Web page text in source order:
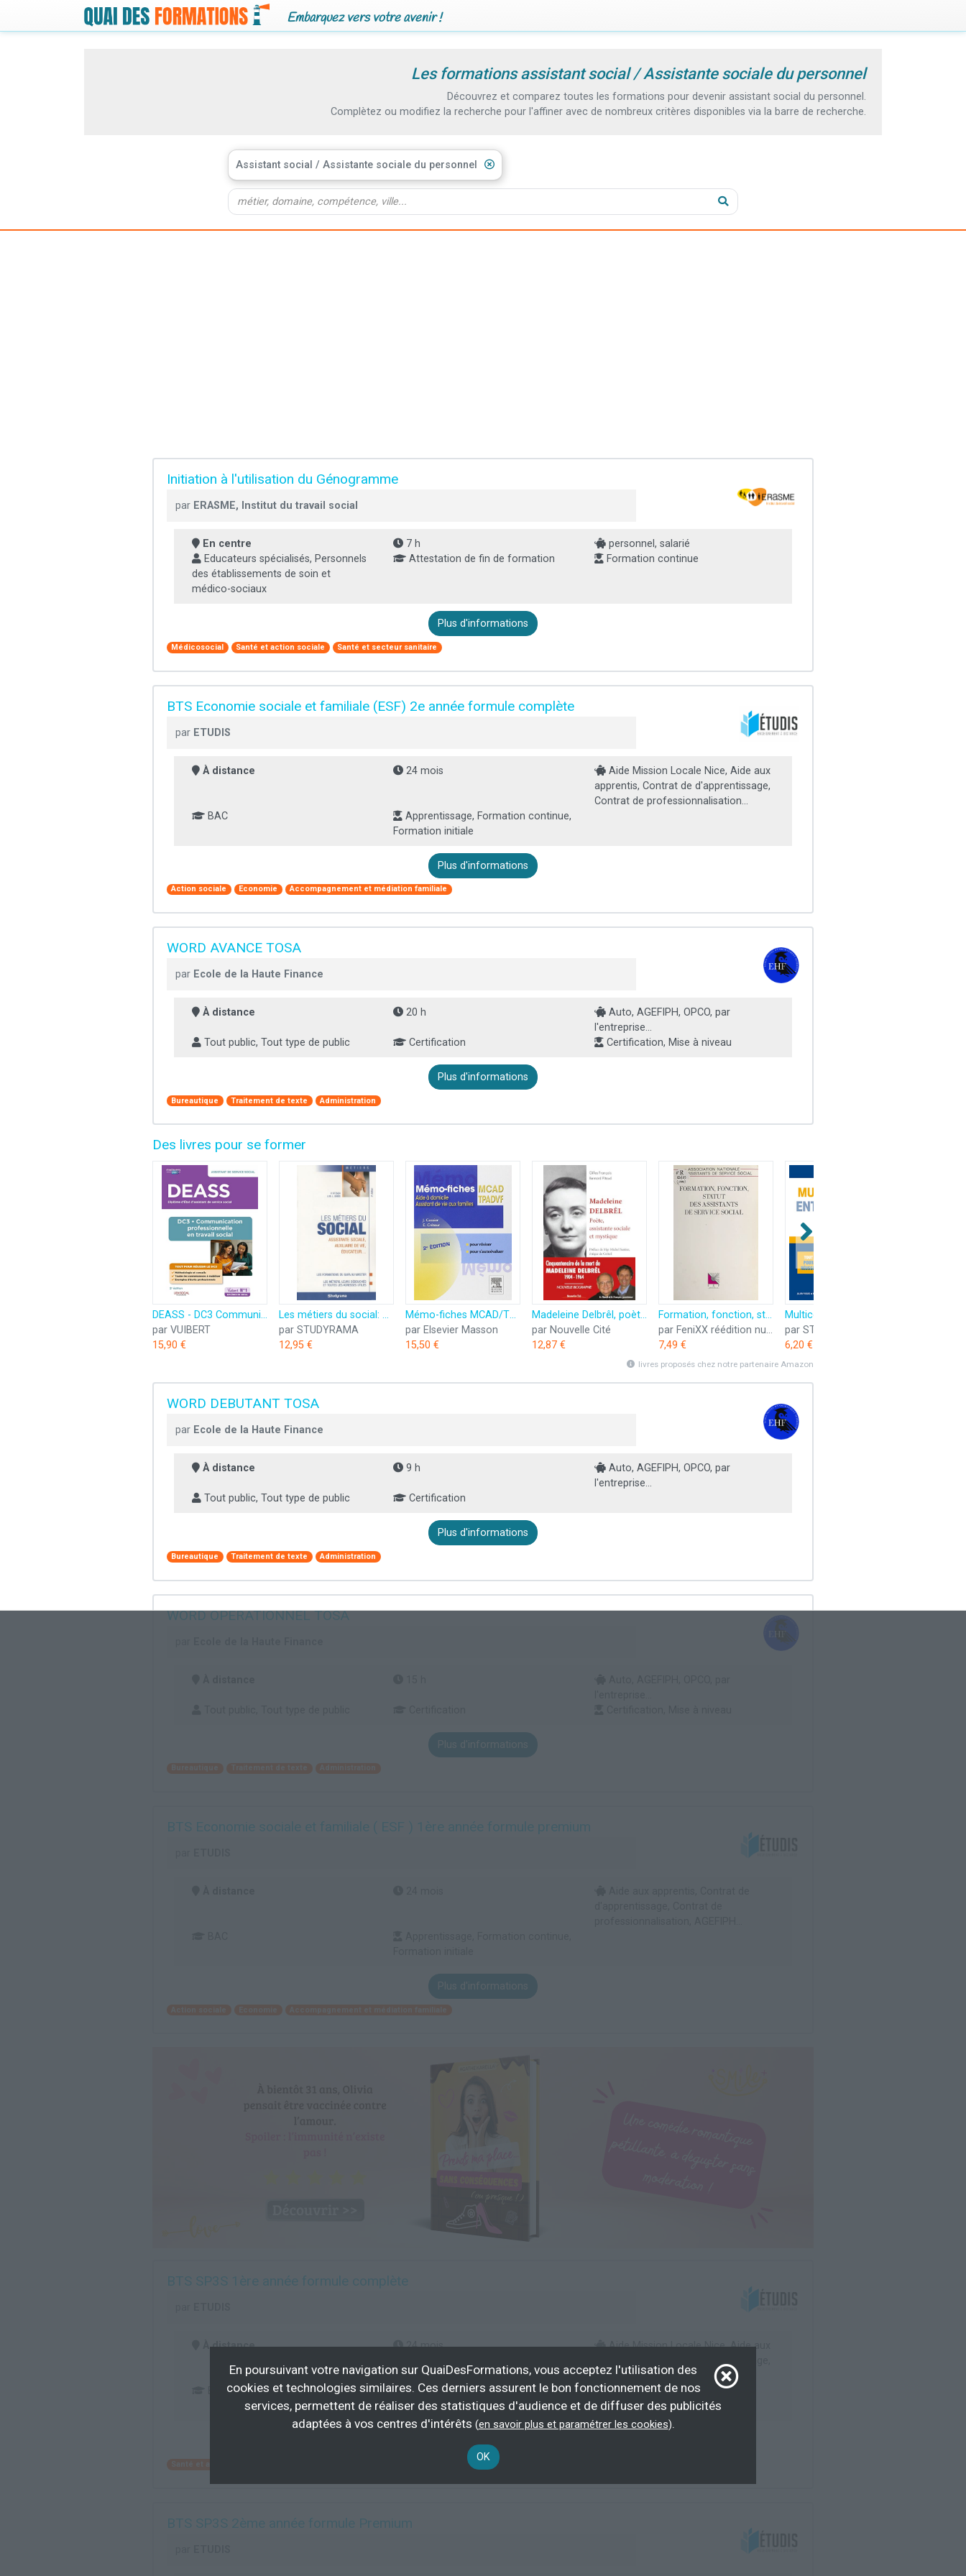
Embarquez vers votre avenir !
Les formations assistant social / Assistante sociale du personnel
Découvrez et comparez toutes les formations pour devenir assistant social du personnel.
Complètez ou modifiez la recherche pour l'affiner avec de nombreux critères disponibles via la barre de recherche.
Assistant social / Assistante sociale du personnel
Initiation à l'utilisation du Génogramme
par ERASME, Institut du travail social
En centre 7 h
personnel, salarié
Educateurs spécialisés, Personnels
des établissements de soin et
médico-sociaux
Attestation de fin de formation Formation continue
Plus d'informations
Médicosocial Santé et action sociale Santé et secteur sanitaire
BTS Economie sociale et familiale (ESF) 2e année formule complète
par ETUDIS
À distance 24 mois
Aide Mission Locale Nice, Aide aux
apprentis, Contrat de d'apprentissage,
Contrat de professionnalisation...
BAC
Apprentissage, Formation continue,
Formation initiale
Plus d'informations
Action sociale Economie Accompagnement et médiation familiale
WORD AVANCE TOSA
par Ecole de la Haute Finance
À distance 20 h
Auto, AGEFIPH, OPCO, par
l'entreprise...
Tout public, Tout type de public
Certification Certification, Mise à niveau
Plus d'informations
Bureautique Traitement de texte Administration
Des livres pour se former
DEASS - DC3 Communication professionnelle en travail social: Diplôme d'État Assistant de service social - Nouveau diplôme
par VUIBERT
15,90 €
Les métiers du social: Assistante sociale, auxiliaire de vie, éducateur
par STUDYRAMA
12,95 €
Mémo-fiches MCAD/TPADVF: Aide à domicile - Assistant de vie aux familles
par Elsevier Masson
15,50 €
Madeleine Delbrêl, poète, assistante sociale et mystique: Poète, assistante sociale et mystique
par Nouvelle Cité
12,87 €
Formation, fonction, statut des assistants de service social
par FeniXX réédition numérique (ESF éditeur)
7,49 €
par STUDYRAMA
6,20 €
livres proposés chez notre partenaire Amazon
WORD DEBUTANT TOSA
par Ecole de la Haute Finance
À distance 9 h
Auto, AGEFIPH, OPCO, par
l'entreprise...
Tout public, Tout type de public
Certification
Plus d'informations
Bureautique Traitement de texte Administration
WORD OPERATIONNEL TOSA
Plus d'informations
BTS Economie sociale et familiale ( ESF ) 1ère année formule premium
Plus d'informations
BTS SP3S 1ère année formule complète
À distance 24 mois
Aide Mission Locale Nice, Aide aux
apprentis, Contrat de d'apprentissage,
Contrat de professionnalisation...
BAC
Apprentissage, Formation continue,
Formation initiale
Activités pour la santé humaine
BTS SP3S 2ème année formule Premium
En poursuivant votre navigation sur QuaiDesFormations, vous acceptez l'utilisation des
cookies et technologies similaires. Ces derniers assurent le bon fonctionnement de nos
services, permettent de réaliser des statistiques d'audience et de diffuser des publicités
adaptées à vos centres d'intérêts (en savoir plus et paramétrer les cookies).
OK